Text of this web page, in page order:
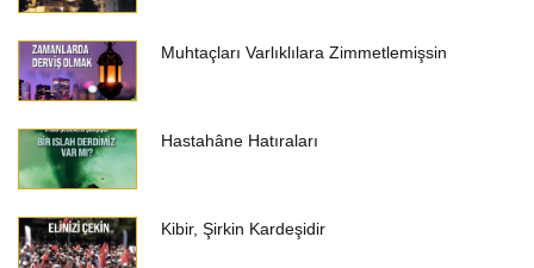
Muhtaçları Varlıklılara Zimmetlemişsin
Hastahâne Hatıraları
Kibir, Şirkin Kardeşidir